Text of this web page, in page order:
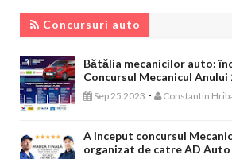
Concursuri auto
Bătălia mecanicilor auto:
Concursul Mecanicul Anului
Sep 25 2023 - Constantin
A inceput concursul
organizat de catre AD